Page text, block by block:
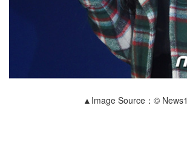
▲Image Source：© News1